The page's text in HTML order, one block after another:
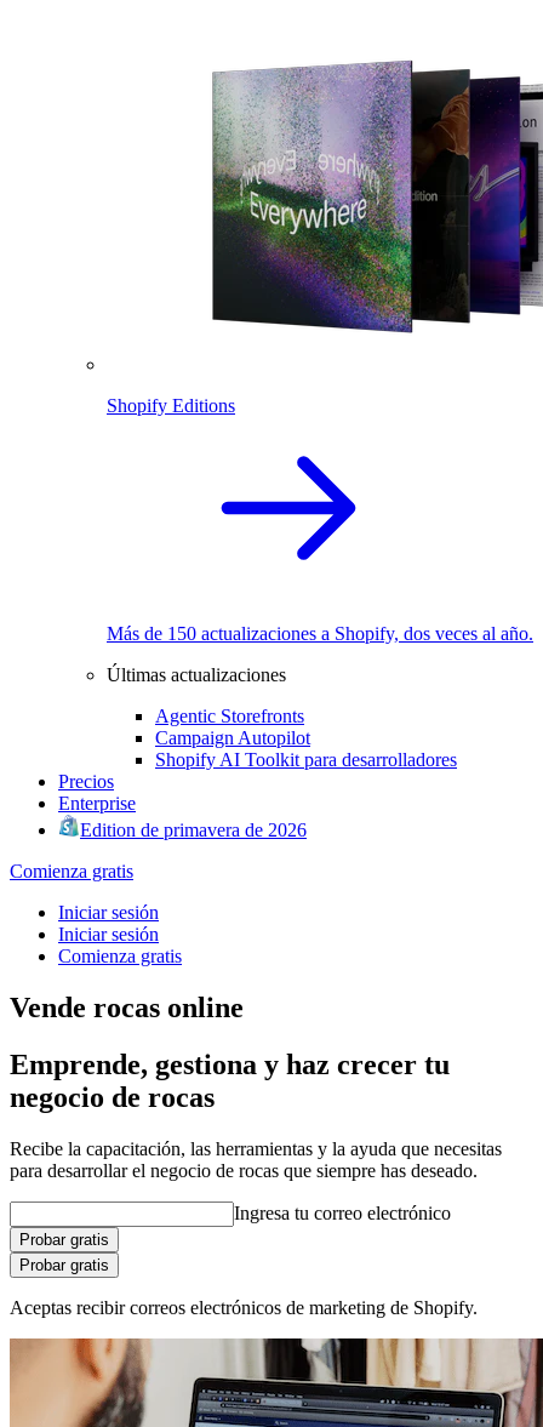
Shopify Editions
Más de 150 actualizaciones a Shopify, dos veces al año.
Últimas actualizaciones
Agentic Storefronts
Campaign Autopilot
Shopify AI Toolkit para desarrolladores
Precios
Enterprise
Edition de primavera de 2026
Comienza gratis
Iniciar sesión
Iniciar sesión
Comienza gratis
Vende rocas online
Emprende, gestiona y haz crecer tu
negocio de rocas
Recibe la capacitación, las herramientas y la ayuda que necesitas
para desarrollar el negocio de rocas que siempre has deseado.
Ingresa tu correo electrónico
Probar gratis
Probar gratis
Aceptas recibir correos electrónicos de marketing de Shopify.